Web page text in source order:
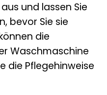
und lassen Sie
bevor Sie sie
die
Waschmaschine
die Pflegehinweise